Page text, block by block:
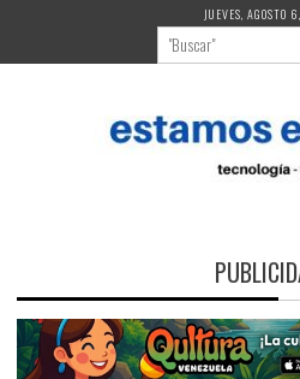
contenido
JUEVES, AGOSTO